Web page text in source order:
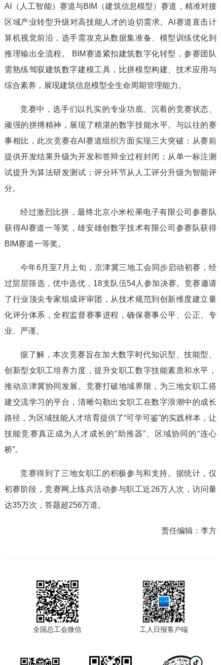
AI（人工智能）赛道与BIM（建筑信息模型）赛道，精准对接
区域产业转型升级对高技能人才的迫切需求。AI赛道直击计
算机视觉前沿，选手需攻克从数据集准备、模型训练优化到
推理输出全流程。 BIM赛道紧扣建筑数字化转型，参赛团队
需熟练驾驭建筑数字建模工具，比拼模型构建、技术应用与
综合素养，展现建筑信息模型全生命周期管理能力。
竞赛中，选手们以扎实的专业功底、沉着的竞赛状态、
顽强的拼搏精神，展现了精湛的数字技能水平。与以往的赛
事相比，此次竞赛在AI赛道组织方面实现三大突破：从赛前
提供开发结果升级为开发和答辩全过程封闭；从单一标注测
试提升为算法研发测试；评分环节从人工评分升级为智能评
分。
经过激烈比拼，最终北京小米松果电子有限公司参赛队
获得AI赛道一等奖，雄安雄创数字技术有限公司参赛队获得
BIM赛道一等奖。
今年6月至7月上旬，京津冀三地工会同步启动初赛，经
过层层筛选，优中选优，18支队伍54人参加决赛。竞赛邀请
了行业顶尖专家组成评审团，从技术规范到创新维度建立量
化评分体系，全程监督赛事进程，确保赛事公平、公正、专
业、严谨。
据了解，本次竞赛旨在加大数字时代知识型、技能型、
创新型女职工培养力度，提升女职工数字技能素质和水平，
推动京津冀协同发展。竞赛打破地域界限，为三地女职工搭
建交流学习的平台，清晰勾勒出女职工在数字浪潮中的成长
路径，为区域技能人才培育提供了“可学可鉴”的实践样本，让
技能竞赛真正成为人才成长的“助推器”、区域协同的“连心
桥”。
竞赛得到了三地女职工的积极参与和支持。据统计，仅
初赛阶段，竞赛网上练兵活动参与职工近26万人次，访问量
达35万次，答题超256万道。
责任编辑：李方
全国总工会微信 工人日报客户端